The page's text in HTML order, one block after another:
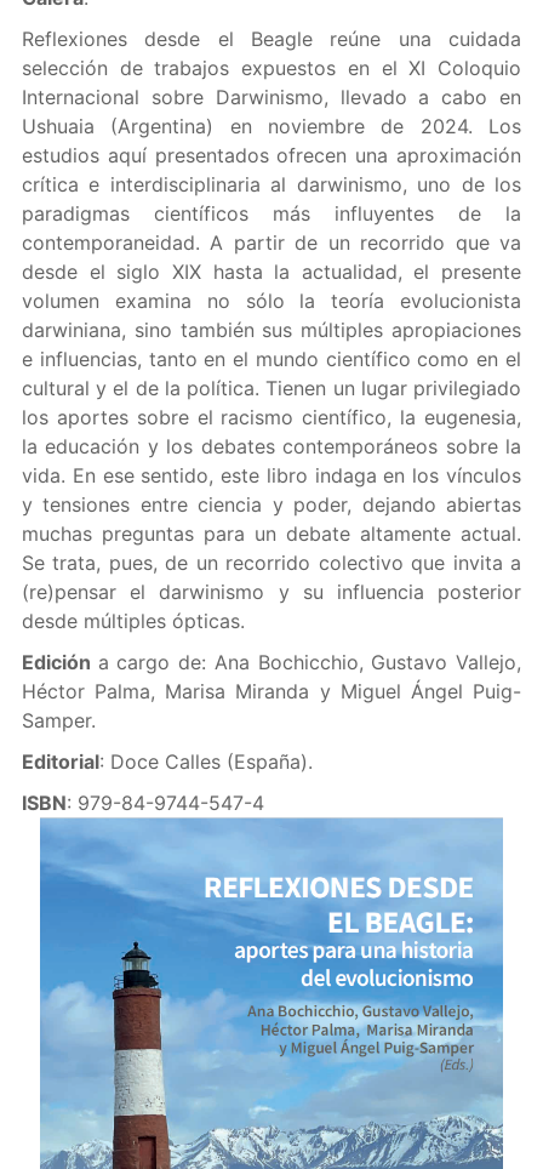
Reflexiones desde el Beagle reúne una cuidada
selección de trabajos expuestos en el XI Coloquio
Internacional sobre Darwinismo, llevado a cabo en
Ushuaia (Argentina) en noviembre de 2024. Los
estudios aquí presentados ofrecen una aproximación
crítica e interdisciplinaria al darwinismo, uno de los
paradigmas científicos más influyentes de la
contemporaneidad. A partir de un recorrido que va
desde el siglo XIX hasta la actualidad, el presente
volumen examina no sólo la teoría evolucionista
darwiniana, sino también sus múltiples apropiaciones
e influencias, tanto en el mundo científico como en el
cultural y el de la política. Tienen un lugar privilegiado
los aportes sobre el racismo científico, la eugenesia,
la educación y los debates contemporáneos sobre la
vida. En ese sentido, este libro indaga en los vínculos
y tensiones entre ciencia y poder, dejando abiertas
muchas preguntas para un debate altamente actual.
Se trata, pues, de un recorrido colectivo que invita a
(re)pensar el darwinismo y su influencia posterior
desde múltiples ópticas.
Edición a cargo de: Ana Bochicchio, Gustavo Vallejo,
Héctor Palma, Marisa Miranda y Miguel Ángel Puig-
Samper.
Editorial: Doce Calles (España).
ISBN: 979-84-9744-547-4